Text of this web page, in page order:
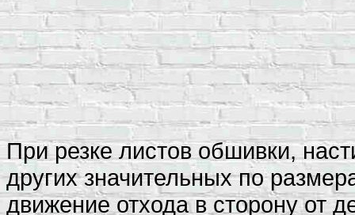
При резке листов обшивки,
других значительных по
движение отхода в сторону от